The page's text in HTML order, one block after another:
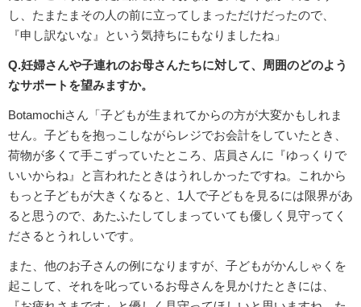
し、たまたまその人の前に立ってしまっただけだったので、
『申し訳ないな』という気持ちにもなりましたね」
Q.妊婦さんや子連れのお母さんたちに対して、周囲のどのよう
なサポートを望みますか。
Botamochiさん「子どもが生まれてからの方が大変かもしれま
せん。子どもを抱っこしながらレジでお会計をしていたとき、
荷物が多くて手こずっていたところ、店員さんに『ゆっくりで
いいからね』と言われたときはうれしかったですね。これから
もっと子どもが大きくなると、1人で子どもを見るには限界があ
ると思うので、あたふたしてしまっていても優しく見守ってく
ださるとうれしいです。
また、他のお子さんの例になりますが、子どもがかんしゃくを
起こして、それを叱っているお母さんを見かけたときには、